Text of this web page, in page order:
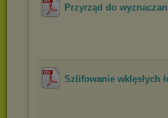
Przyrząd do
Szlifowanie wklęsłych